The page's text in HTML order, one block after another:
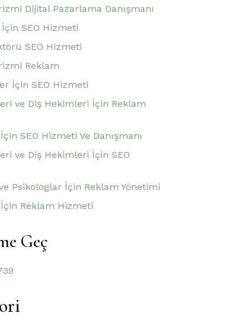
Dijital Pazarlama Danışmanı
SEO Hizmeti
SEO Hizmeti
Reklam
İçin SEO Hizmeti
ve Diş Hekimleri İçin Reklam
SEO Hizmeti Ve Danışmanı
ve Diş Hekimleri İçin SEO
Psikologlar İçin Reklam Yönetimi
Reklam Hizmeti
Geç